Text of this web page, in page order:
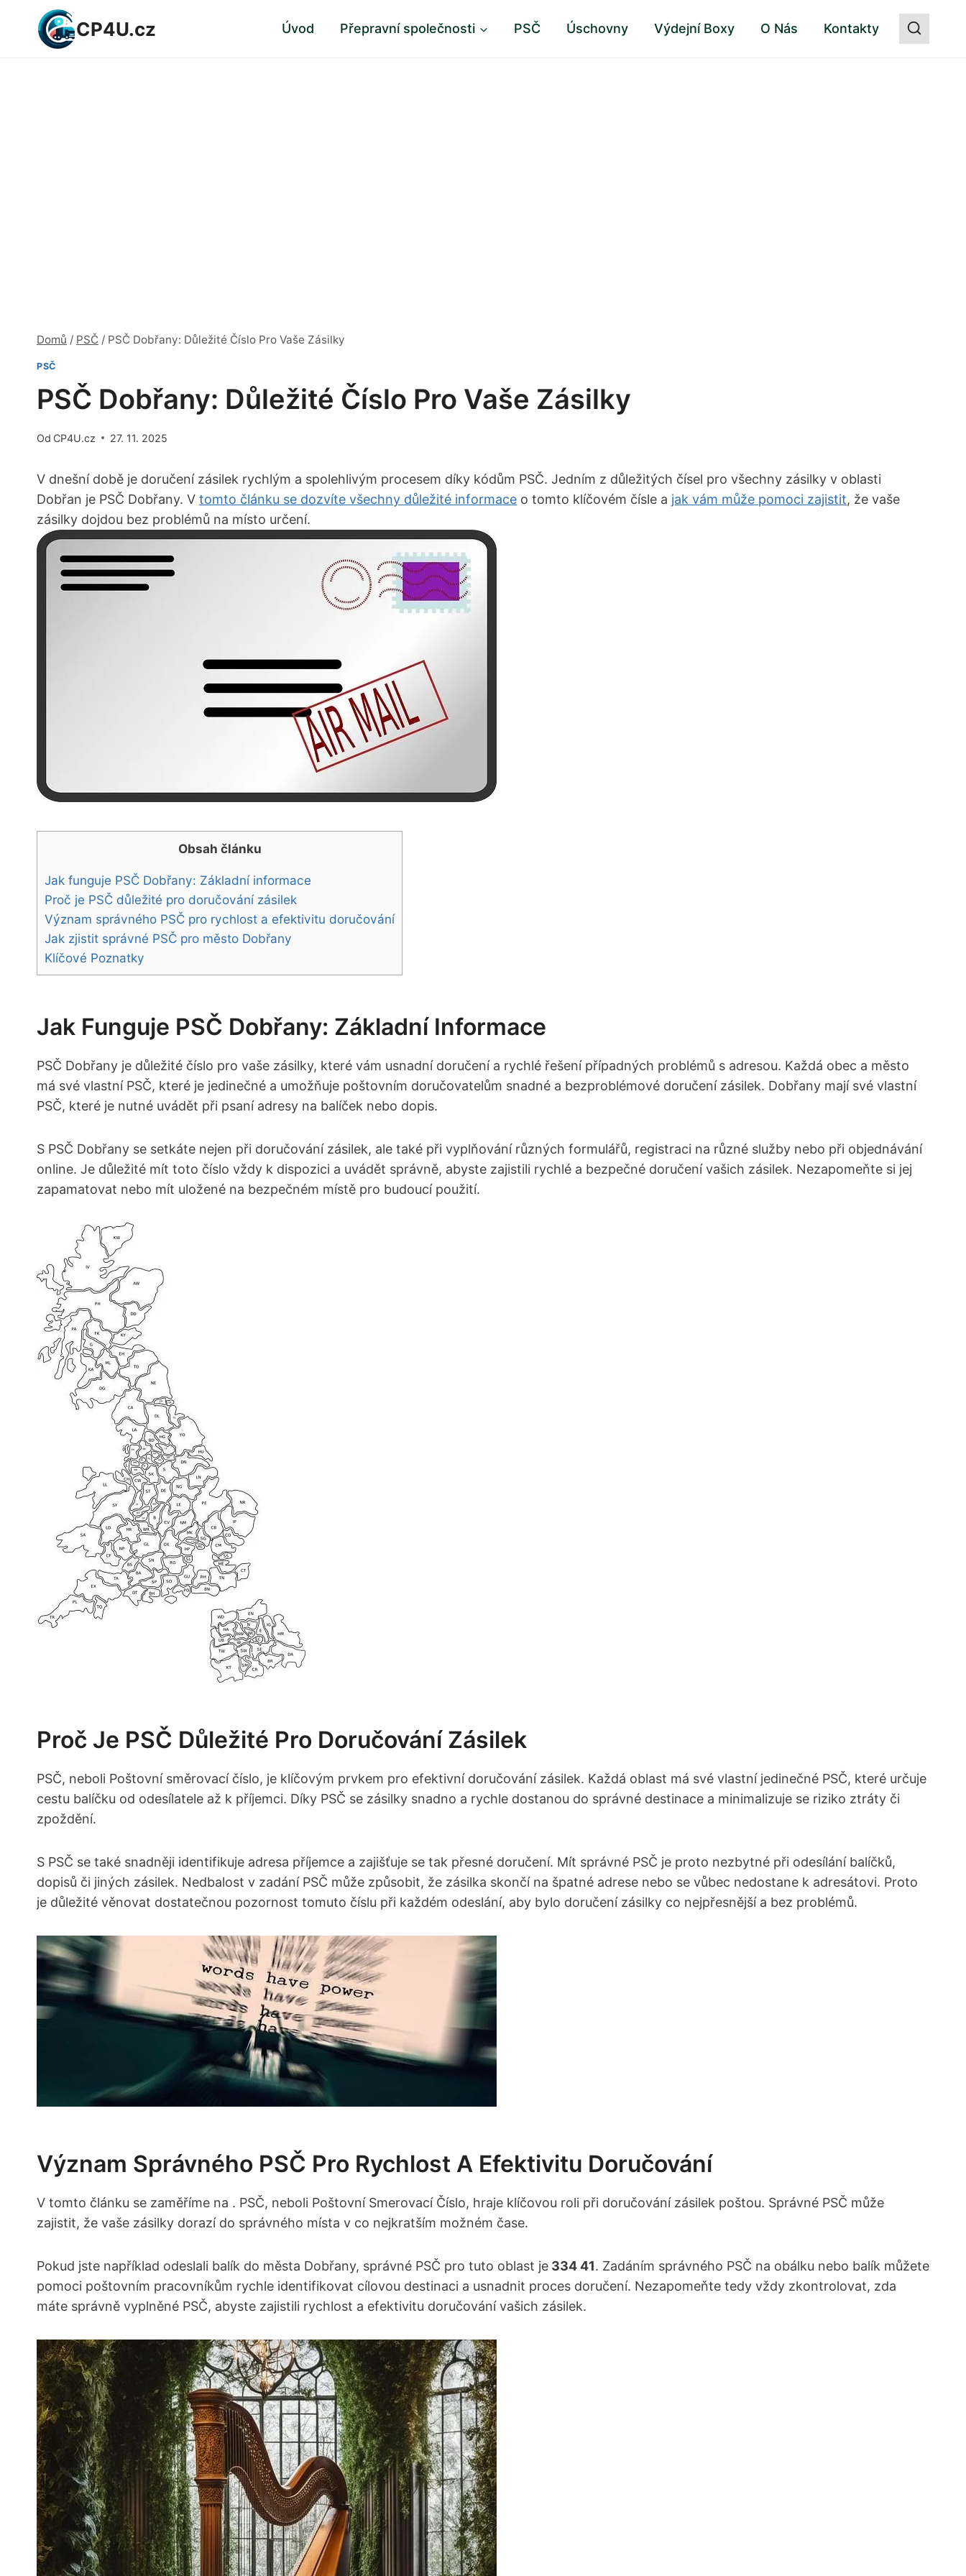
Přeskočit
CP4U.cz Úvod Přepravní společnosti PSČ Úschovny Výdejní Boxy O Nás Kontakty
Domů / PSČ / PSČ Dobřany: Důležité Číslo Pro Vaše Zásilky
PSČ
PSČ Dobřany: Důležité Číslo Pro Vaše Zásilky
Od CP4U.cz 27. 11. 2025
V dnešní době je doručení zásilek rychlým a spolehlivým procesem díky kódům PSČ. Jedním z důležitých čísel pro všechny zásilky v oblasti
Dobřan je PSČ Dobřany. V tomto článku se dozvíte všechny důležité informace o tomto klíčovém čísle a jak vám může pomoci zajistit, že vaše
zásilky dojdou bez problémů na místo určení.
Obsah článku
Jak funguje PSČ Dobřany: Základní informace
Proč je PSČ důležité pro doručování zásilek
Význam správného PSČ pro rychlost a efektivitu doručování
Jak zjistit správné PSČ pro město Dobřany
Klíčové Poznatky
Jak Funguje PSČ Dobřany: Základní Informace
PSČ Dobřany je důležité číslo pro vaše zásilky, které vám usnadní doručení a rychlé řešení případných problémů s adresou. Každá obec a město
má své vlastní PSČ, které je jedinečné a umožňuje poštovním doručovatelům snadné a bezproblémové doručení zásilek. Dobřany mají své vlastní
PSČ, které je nutné uvádět při psaní adresy na balíček nebo dopis.
S PSČ Dobřany se setkáte nejen při doručování zásilek, ale také při vyplňování různých formulářů, registraci na různé služby nebo při objednávání
online. Je důležité mít toto číslo vždy k dispozici a uvádět správně, abyste zajistili rychlé a bezpečné doručení vašich zásilek. Nezapomeňte si jej
zapamatovat nebo mít uložené na bezpečném místě pro budoucí použití.
Proč Je PSČ Důležité Pro Doručování Zásilek
PSČ, neboli Poštovní směrovací číslo, je klíčovým prvkem pro efektivní doručování zásilek. Každá oblast má své vlastní jedinečné PSČ, které určuje
cestu balíčku od odesílatele až k příjemci. Díky PSČ se zásilky snadno a rychle dostanou do správné destinace a minimalizuje se riziko ztráty či
zpoždění.
S PSČ se také snadněji identifikuje adresa příjemce a zajišťuje se tak přesné doručení. Mít správné PSČ je proto nezbytné při odesílání balíčků,
dopisů či jiných zásilek. Nedbalost v zadání PSČ může způsobit, že zásilka skončí na špatné adrese nebo se vůbec nedostane k adresátovi. Proto
je důležité věnovat dostatečnou pozornost tomuto číslu při každém odeslání, aby bylo doručení zásilky co nejpřesnější a bez problémů.
Význam Správného PSČ Pro Rychlost A Efektivitu Doručování
V tomto článku se zaměříme na . PSČ, neboli Poštovní Smerovací Číslo, hraje klíčovou roli při doručování zásilek poštou. Správné PSČ může
zajistit, že vaše zásilky dorazí do správného místa v co nejkratším možném čase.
Pokud jste například odeslali balík do města Dobřany, správné PSČ pro tuto oblast je 334 41. Zadáním správného PSČ na obálku nebo balík můžete
pomoci poštovním pracovníkům rychle identifikovat cílovou destinaci a usnadnit proces doručení. Nezapomeňte tedy vždy zkontrolovat, zda
máte správně vyplněné PSČ, abyste zajistili rychlost a efektivitu doručování vašich zásilek.